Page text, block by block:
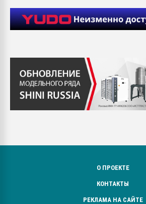
О ПРОЕКТЕ
КОНТАКТЫ
РЕКЛАМА НА САЙТЕ